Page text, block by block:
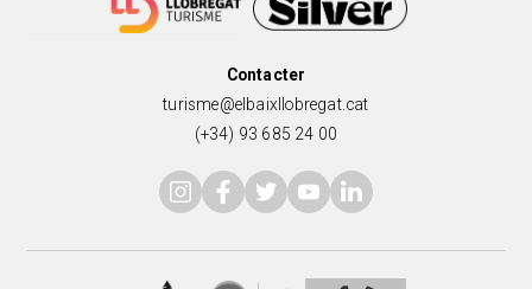
Contacter
turisme@elbaixllobregat.cat
(+34) 93 685 24 00